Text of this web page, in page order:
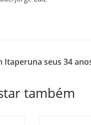
Itaperuna seus 34
também